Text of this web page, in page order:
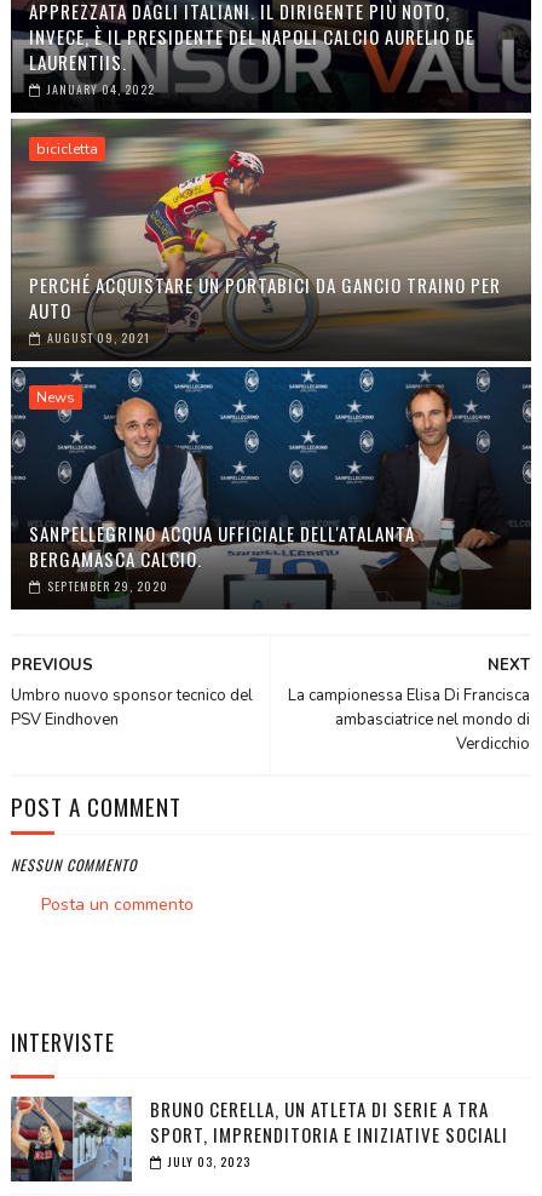
APPREZZATA DAGLI ITALIANI. IL DIRIGENTE PIÙ NOTO,
INVECE, È IL PRESIDENTE DEL NAPOLI CALCIO AURELIO DE
LAURENTIIS.
JANUARY 04, 2022
bicicletta
PERCHÉ ACQUISTARE UN PORTABICI DA GANCIO TRAINO PER
AUTO
AUGUST 09, 2021
News
SANPELLEGRINO ACQUA UFFICIALE DELL'ATALANTA
BERGAMASCA CALCIO.
SEPTEMBER 29, 2020
NEXT
La campionessa Elisa Di Francisca
ambasciatrice nel mondo di
Verdicchio
PREVIOUS
Umbro nuovo sponsor tecnico del
PSV Eindhoven
POST A COMMENT
NESSUN COMMENTO
Posta un commento
INTERVISTE
BRUNO CERELLA, UN ATLETA DI SERIE A TRA
SPORT, IMPRENDITORIA E INIZIATIVE SOCIALI
JULY 03, 2023